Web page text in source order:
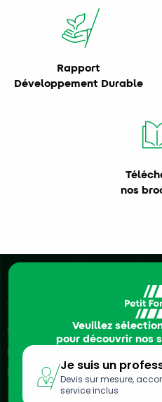
Rapport
Développement Durable
nos
Veuillez
pour découvrir nos
Je suis un
Devis sur mesure,
service inclus
Véhicules frigorifiques
Location de camions
Location de véhicules
Location de remorques
Semi-remorques frigorifiques